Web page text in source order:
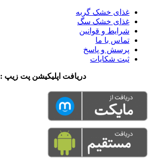
غذای خشک گربه
غذای خشک سگ
شرایط و قوانین
تماس با ما
پرسش و پاسخ
ثبت شکایات
دریافت اپلیکیشن پت زیپ :